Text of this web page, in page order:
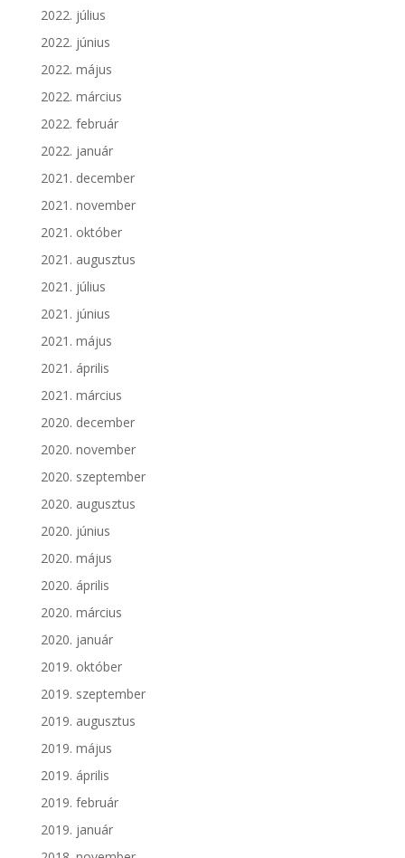
2022. július
2022. június
2022. május
2022. március
2022. február
2022. január
2021. december
2021. november
2021. október
2021. augusztus
2021. július
2021. június
2021. május
2021. április
2021. március
2020. december
2020. november
2020. szeptember
2020. augusztus
2020. június
2020. május
2020. április
2020. március
2020. január
2019. október
2019. szeptember
2019. augusztus
2019. május
2019. április
2019. február
2019. január